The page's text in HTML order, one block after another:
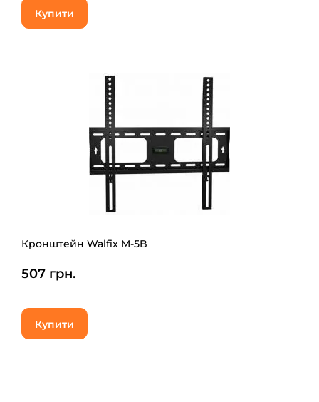
Купити
Кронштейн Walfix M-5B
507 грн.
Купити